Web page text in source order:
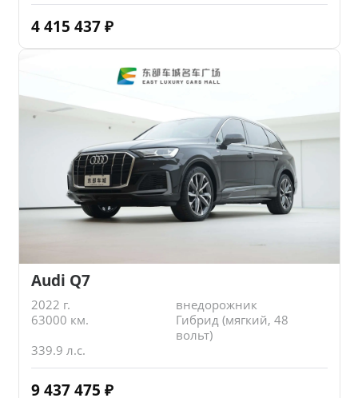
4 415 437 ₽
Audi Q7
2022 г.
внедорожник
63000 км.
Гибрид (мягкий, 48
вольт)
339.9 л.с.
9 437 475 ₽